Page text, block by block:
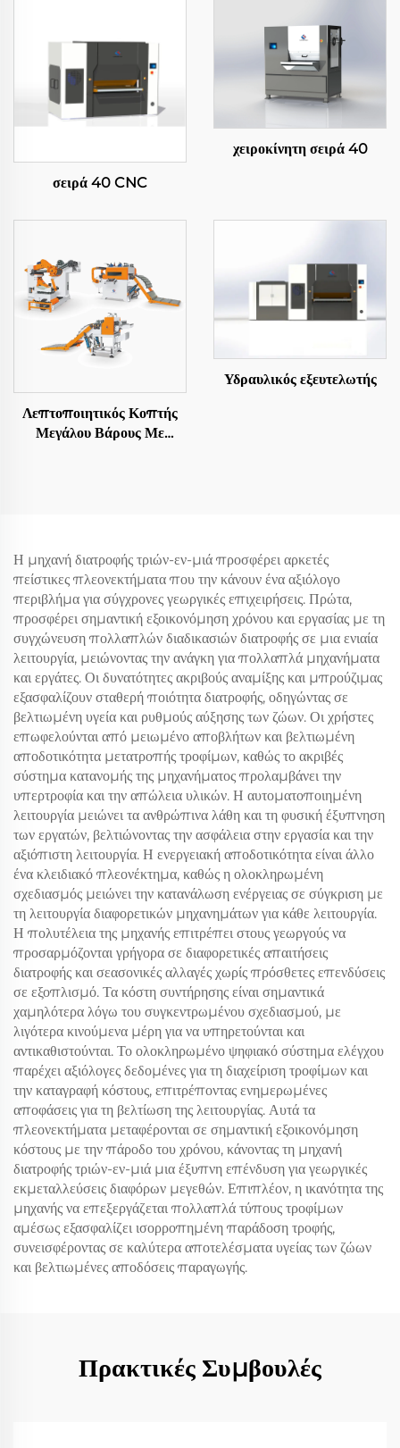
σειρά 40 CNC
χειροκίνητη σειρά 40
Λεπτοποιητικός Κοπτής
Μεγάλου Βάρους Με
Υδραυλικός εξευτελωτής
Η μηχανή διατροφής τριών-εν-μιά προσφέρει αρκετές
πείστικες πλεονεκτήματα που την κάνουν ένα αξιόλογο
περιβλήμα για σύγχρονες γεωργικές επιχειρήσεις. Πρώτα,
προσφέρει σημαντική εξοικονόμηση χρόνου και εργασίας με τη
συγχώνευση πολλαπλών διαδικασιών διατροφής σε μια ενιαία
λειτουργία, μειώνοντας την ανάγκη για πολλαπλά μηχανήματα
και εργάτες. Οι δυνατότητες ακριβούς αναμίξης και μπρούζιμας
εξασφαλίζουν σταθερή ποιότητα διατροφής, οδηγώντας σε
βελτιωμένη υγεία και ρυθμούς αύξησης των ζώων. Οι χρήστες
επωφελούνται από μειωμένο αποβλήτων και βελτιωμένη
αποδοτικότητα μετατροπής τροφίμων, καθώς το ακριβές
σύστημα κατανομής της μηχανήματος προλαμβάνει την
υπερτροφία και την απώλεια υλικών. Η αυτοματοποιημένη
λειτουργία μειώνει τα ανθρώπινα λάθη και τη φυσική έξυπνηση
των εργατών, βελτιώνοντας την ασφάλεια στην εργασία και την
αξιόπιστη λειτουργία. Η ενεργειακή αποδοτικότητα είναι άλλο
ένα κλειδιακό πλεονέκτημα, καθώς η ολοκληρωμένη
σχεδιασμός μειώνει την κατανάλωση ενέργειας σε σύγκριση με
τη λειτουργία διαφορετικών μηχανημάτων για κάθε λειτουργία.
Η πολυτέλεια της μηχανής επιτρέπει στους γεωργούς να
προσαρμόζονται γρήγορα σε διαφορετικές απαιτήσεις
διατροφής και σεασονικές αλλαγές χωρίς πρόσθετες επενδύσεις
σε εξοπλισμό. Τα κόστη συντήρησης είναι σημαντικά
χαμηλότερα λόγω του συγκεντρωμένου σχεδιασμού, με
λιγότερα κινούμενα μέρη για να υπηρετούνται και
αντικαθιστούνται. Το ολοκληρωμένο ψηφιακό σύστημα ελέγχου
παρέχει αξιόλογες δεδομένες για τη διαχείριση τροφίμων και
την καταγραφή κόστους, επιτρέποντας ενημερωμένες
αποφάσεις για τη βελτίωση της λειτουργίας. Αυτά τα
πλεονεκτήματα μεταφέρονται σε σημαντική εξοικονόμηση
κόστους με την πάροδο του χρόνου, κάνοντας τη μηχανή
διατροφής τριών-εν-μιά μια έξυπνη επένδυση για γεωργικές
εκμεταλλεύσεις διαφόρων μεγεθών. Επιπλέον, η ικανότητα της
μηχανής να επεξεργάζεται πολλαπλά τύπους τροφίμων
αμέσως εξασφαλίζει ισορροπημένη παράδοση τροφής,
συνεισφέροντας σε καλύτερα αποτελέσματα υγείας των ζώων
και βελτιωμένες αποδόσεις παραγωγής.
Πρακτικές Συμβουλές